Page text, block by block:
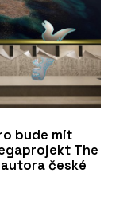
bude mít
The
české